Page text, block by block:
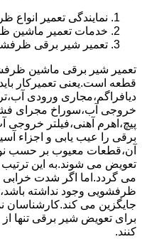
نمایندگی تعمیر انواع
خدمات تعمیر ماشین
تعمیر شیر برقی
تعمیر شیر برقی ماشین
قطعه است.یعنی تعمیرکار
دیافراگم،مجاری ورودی
خروجی آب،سوراخ مجرای
پیچ،اهرم آهنی،فیلتر
برقی را عیب یابی و اجزاء
آن،قطعات معیوب بر حسب
تعویض می شوند.به این ترتیب
می گردد.اما اگر شدت خرابی
ظرفشویی وجود نداشته
جایگزین می کند.کارشناسان
برای تعویض شیر برقی تنها
کنند.